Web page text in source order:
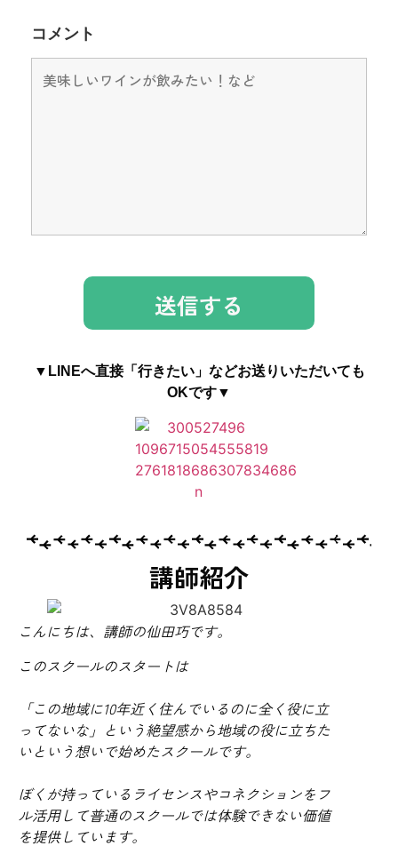
コメント
▼LINEへ直接「行きたい」などお送りいただいても
OKです▼
講師紹介
こんにちは、講師の仙田巧です。
このスクールのスタートは
「この地域に10年近く住んでいるのに全く役に立
ってないな」という絶望感から地域の役に立ちた
いという想いで始めたスクールです。
ぼくが持っているライセンスやコネクションをフ
ル活用して普通のスクールでは体験できない価値
を提供しています。